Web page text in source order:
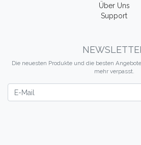
Über Uns
Support
Die neuesten Produkte und die besten
mehr verpasst.